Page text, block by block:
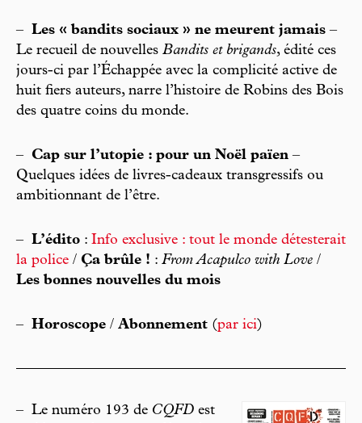
– Les « bandits sociaux » ne meurent jamais –
Le recueil de nouvelles Bandits et brigands, édité ces
jours-ci par l’Échappée avec la complicité active de
huit fiers auteurs, narre l’histoire de Robins des Bois
des quatre coins du monde.
– Cap sur l’utopie : pour un Noël païen –
Quelques idées de livres-cadeaux transgressifs ou
ambitionnant de l’être.
– L’édito : Info exclusive : tout le monde détesterait
la police / Ça brûle ! : From Acapulco with Love /
Les bonnes nouvelles du mois
– Horoscope / Abonnement (par ici)
– Le numéro 193 de CQFD est